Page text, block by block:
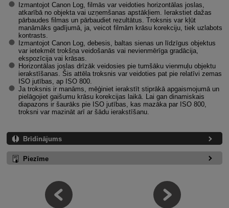
Izmantojot Canon Log, filmās var veidoties horizontālas joslas,
atkarībā no objekta vai uzņemšanas apstākļiem. Ierakstiet dažas
pārbaudes filmas un pārbaudiet rezultātus. Troksnis var kļūt
manāmāks gadījumā, ja, veicot filmām krāsu korekciju, tiek uzlabots
kontrasts.
Izmantojot Canon Log, debesis, baltas sienas un līdzīgus objektus
var ietekmēt trokšņa veidošanās vai nevienmērīga gradācija,
ekspozīcija vai krāsas.
Horizontālas joslas drīzāk veidosies pie tumšāku vienmuļu objektu
ierakstīšanas. Šis attēla troksnis var veidoties pat pie relatīvi zemas
ISO jutības, ap ISO 800.
Ja troksnis ir manāms, mēģiniet ierakstīt stiprākā apgaismojumā un
pielāgojiet gaišumu krāsu korekcijas laikā. Lai gan dinamiskais
diapazons ir šaurāks pie ISO jutības, kas mazāka par ISO 800,
troksni var mazināt arī ar šādu ierakstīšanu.
Brīdinājums
Piezīme